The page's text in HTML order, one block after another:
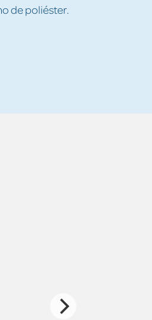
de poliéster.